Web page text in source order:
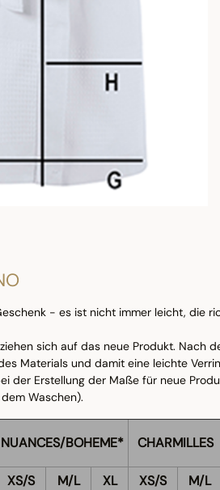
- es ist nicht immer leicht, die
sich auf das neue Produkt. Nach
Materials und damit eine leichte
der Erstellung der Maße für neue
Waschen).
NUANCES/BOHEME* CHARMILLES
XS/S M/L XL XS/S
M/L